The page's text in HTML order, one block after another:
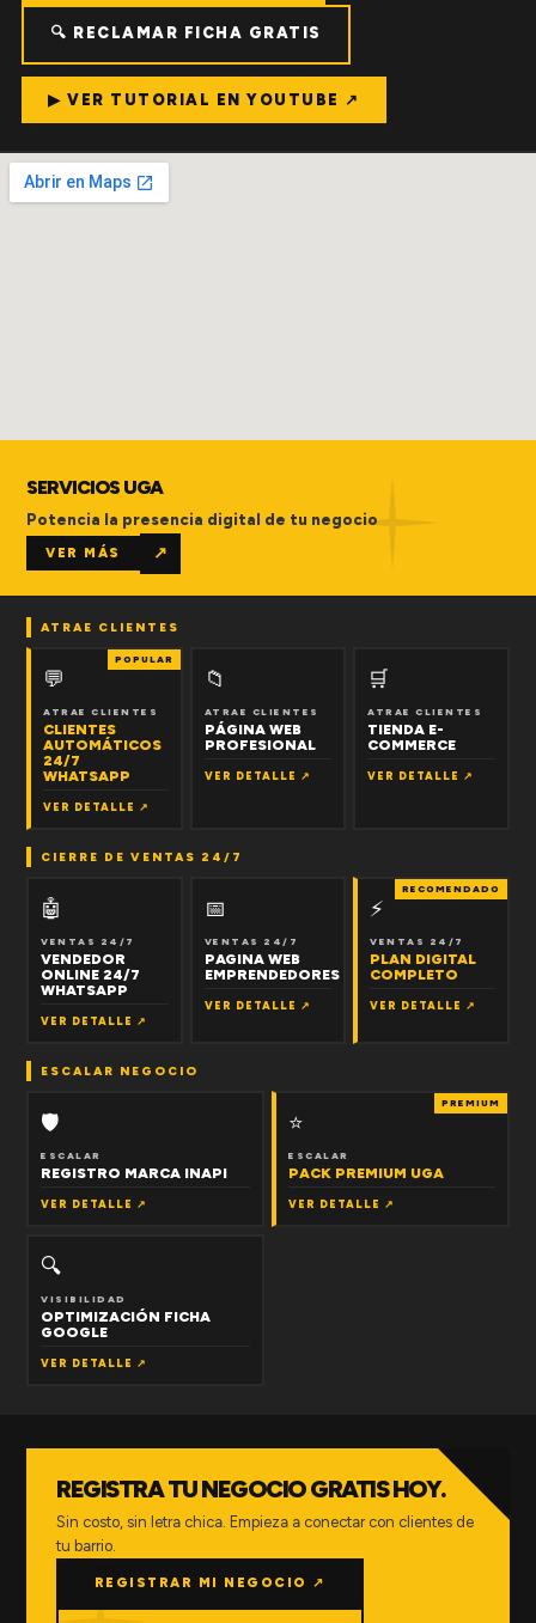
🔍 RECLAMAR FICHA GRATIS
▶ VER TUTORIAL EN YOUTUBE ↗
SERVICIOS UGA
Potencia la presencia digital de tu negocio
VER MÁS ↗
ATRAE CLIENTES
POPULAR
💬
ATRAE CLIENTES
CLIENTES
AUTOMÁTICOS
24/7
WHATSAPP
VER DETALLE ↗
📁
ATRAE CLIENTES
PÁGINA WEB
PROFESIONAL
VER DETALLE ↗
🛒
ATRAE CLIENTES
TIENDA E-
COMMERCE
VER DETALLE ↗
CIERRE DE VENTAS 24/7
🤖
VENTAS 24/7
VENDEDOR
ONLINE 24/7
WHATSAPP
VER DETALLE ↗
📅
VENTAS 24/7
PAGINA WEB
EMPRENDEDORES
VER DETALLE ↗
RECOMENDADO
⚡
VENTAS 24/7
PLAN DIGITAL
COMPLETO
VER DETALLE ↗
ESCALAR NEGOCIO
🛡
ESCALAR
REGISTRO MARCA INAPI
VER DETALLE ↗
PREMIUM
⭐
ESCALAR
PACK PREMIUM UGA
VER DETALLE ↗
🔍
VISIBILIDAD
OPTIMIZACIÓN FICHA
GOOGLE
VER DETALLE ↗
REGISTRA TU NEGOCIO GRATIS HOY.
Sin costo, sin letra chica. Empieza a conectar con clientes de
tu barrio.
REGISTRAR MI NEGOCIO ↗